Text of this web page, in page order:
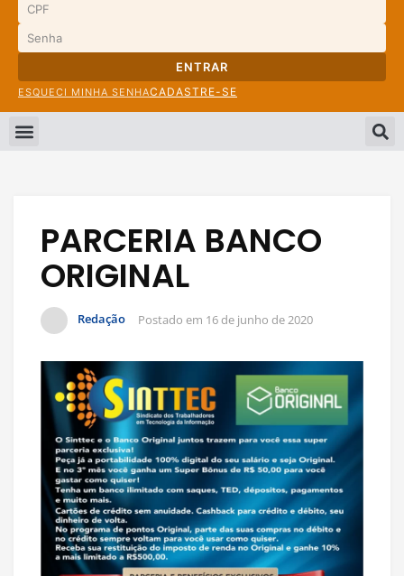
ENTRAR
ESQUECI MINHA SENHACADASTRE-SE
PARCERIA BANCO
ORIGINAL
Redação Postado em 16 de junho de 2020